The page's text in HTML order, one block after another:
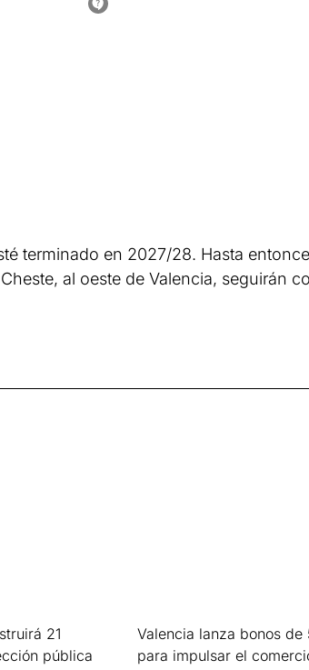
terminado en 2027/28. Hasta
al oeste de Valencia, seguirán
21
pública
Valencia lanza bonos de
para impulsar el